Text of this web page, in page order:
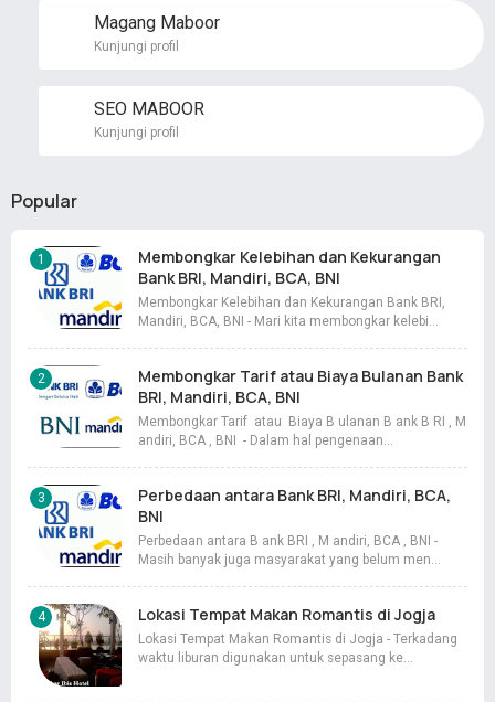
Magang Maboor
Kunjungi profil
SEO MABOOR
Kunjungi profil
Popular
Membongkar Kelebihan dan Kekurangan
Bank BRI, Mandiri, BCA, BNI
Membongkar Kelebihan dan Kekurangan Bank BRI,
Mandiri, BCA, BNI - Mari kita membongkar kelebi…
Membongkar Tarif atau Biaya Bulanan Bank
BRI, Mandiri, BCA, BNI
Membongkar Tarif atau Biaya B ulanan B ank B RI , M
andiri, BCA , BNI - Dalam hal pengenaan…
Perbedaan antara Bank BRI, Mandiri, BCA,
BNI
Perbedaan antara B ank BRI , M andiri, BCA , BNI -
Masih banyak juga masyarakat yang belum men…
Lokasi Tempat Makan Romantis di Jogja
Lokasi Tempat Makan Romantis di Jogja - Terkadang
waktu liburan digunakan untuk sepasang ke…